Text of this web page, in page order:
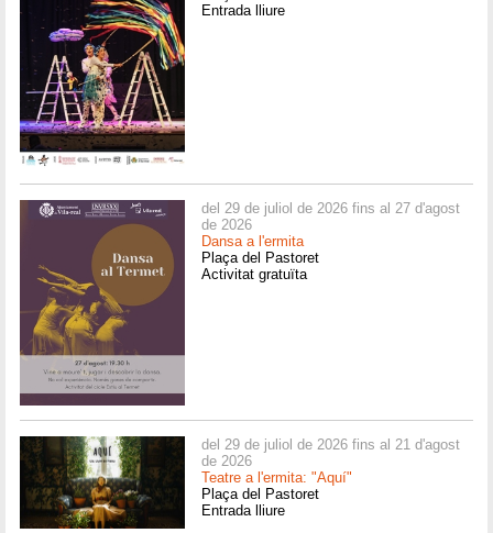
Entrada lliure
del 29 de juliol de 2026 fins al 27 d'agost
de 2026
Dansa a l'ermita
Plaça del Pastoret
Activitat gratuïta
del 29 de juliol de 2026 fins al 21 d'agost
de 2026
Teatre a l'ermita: "Aquí"
Plaça del Pastoret
Entrada lliure